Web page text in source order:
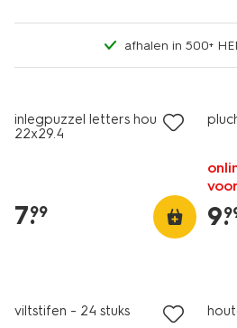
afhalen in 500+
inlegpuzzel letters hout
22x29.4
7.
99 9.
viltstifen - 24 stuks